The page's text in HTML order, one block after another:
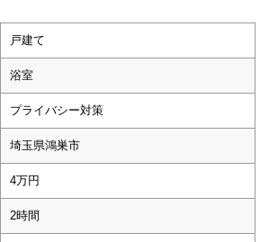
戸建て
浴室
プライバシー対策
埼玉県鴻巣市
4万円
2時間